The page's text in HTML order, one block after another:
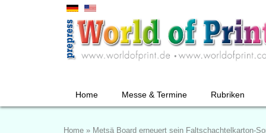
Home Messe & Termine Rubriken
Home » Metsä Board erneuert sein Faltschachtelkarton-